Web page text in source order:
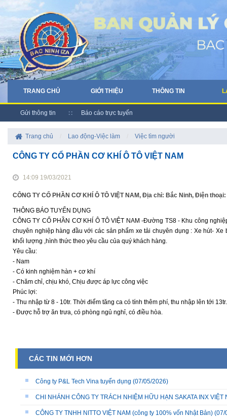
TRANG CHỦ GIỚI THIỆU THÔNG TIN
Gửi thông tin Báo cáo trực tuyến
Trang chủ Lao động-Việc làm Việc tìm người
CÔNG TY CỔ PHẦN CƠ KHÍ Ô TÔ VIỆT NAM
14:09 19/03/2021
CÔNG TY CỔ PHẦN CƠ KHÍ Ô TÔ VIỆT NAM, Địa chỉ: Bắc Ninh, Điện
THÔNG BÁO TUYỂN DỤNG
CÔNG TY CỔ PHẦN CƠ KHÍ Ô TÔ VIỆT NAM -Đường TS8 - Khu công
chuyên nghiệp hàng đầu với các sản phẩm xe tải chuyên dụng : Xe hút-
khối lượng ,hình thức theo yêu cầu của quý khách hàng.
Yêu cầu:
- Nam
- Có kinh nghiệm hàn + cơ khí
- Chăm chỉ, chịu khó, Chịu được áp lực công việc
Phúc lợi:
- Thu nhập từ 8 - 10tr. Thời điểm tăng ca có tính thêm phí, thu nhập lên tới 13tr.
- Được hỗ trợ ăn trưa, có phòng ngủ nghỉ, có điều hòa.
CÁC TIN MỚI HƠN
Công ty P&L Tech Vina tuyển dụng (07/05/2026)
CHI NHÁNH CÔNG TY TRÁCH NHIỆM HỮU HẠN SAKATA INX
CÔNG TY TNHH NITTO VIỆT NAM (công ty 100% vốn Nhật Bản) (07/